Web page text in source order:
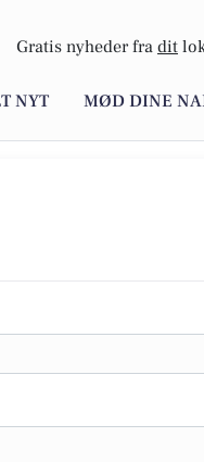
Gratis nyheder fra dit
NYT MØD DINE